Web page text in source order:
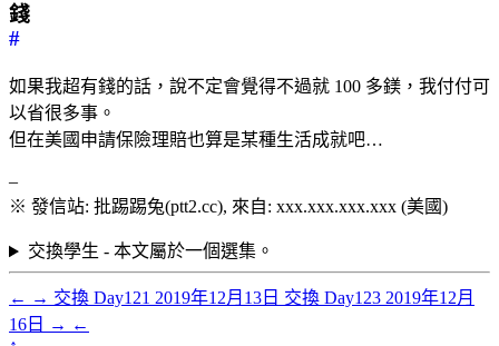
錢
#
如果我超有錢的話，說不定會覺得不過就 100 多鎂，我付付可
以省很多事。
但在美國申請保險理賠也算是某種生活成就吧…
–
※ 發信站: 批踢踢兔(ptt2.cc), 來自: xxx.xxx.xxx.xxx (美國)
交換學生 - 本文屬於一個選集。
← → 交換 Day121 2019年12月13日 交換 Day123 2019年12月
16日
→ ←